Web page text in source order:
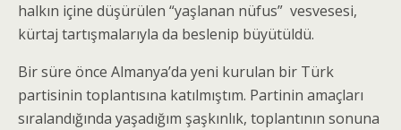
halkın içine düşürülen “yaşlanan nüfus” vesvesesi,
kürtaj tartışmalarıyla da beslenip büyütüldü.
Bir süre önce Almanya’da yeni kurulan bir Türk
partisinin toplantısına katılmıştım. Partinin amaçları
sıralandığında yaşadığım şaşkınlık, toplantının sonuna